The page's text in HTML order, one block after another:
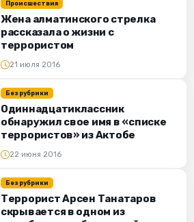
Происшествия
Жена алматинского стрелка
рассказала о жизни с
террористом
21 июля 2016
Без рубрики
Одиннадцатиклассник
обнаружил свое имя в «списке
террористов» из Актобе
22 июня 2016
Без рубрики
Террорист Арсен Танатаров
скрывается в одном из